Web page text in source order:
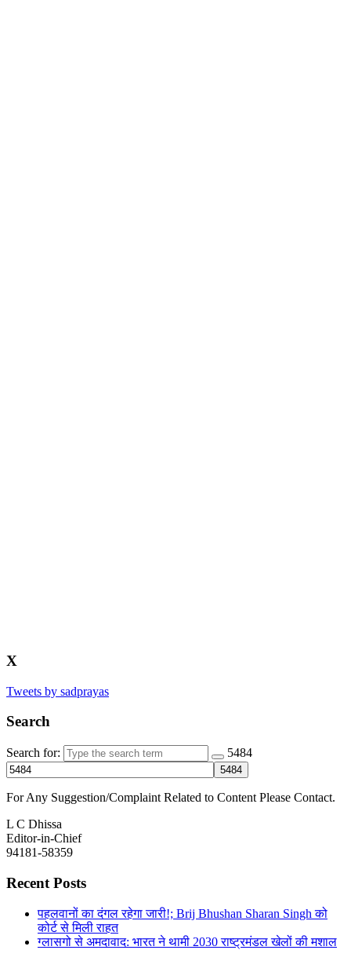
X
Tweets by sadprayas
Search
Search for: 5484
For Any Suggestion/Complaint Related to Content Please Contact.
L C Dhissa
Editor-in-Chief
94181-58359
Recent Posts
पहलवानों का दंगल रहेगा जारी!; Brij Bhushan Sharan Singh को
कोर्ट से मिली राहत
ग्लासगो से अमदावाद: भारत ने थामी 2030 राष्ट्रमंडल खेलों की मशाल